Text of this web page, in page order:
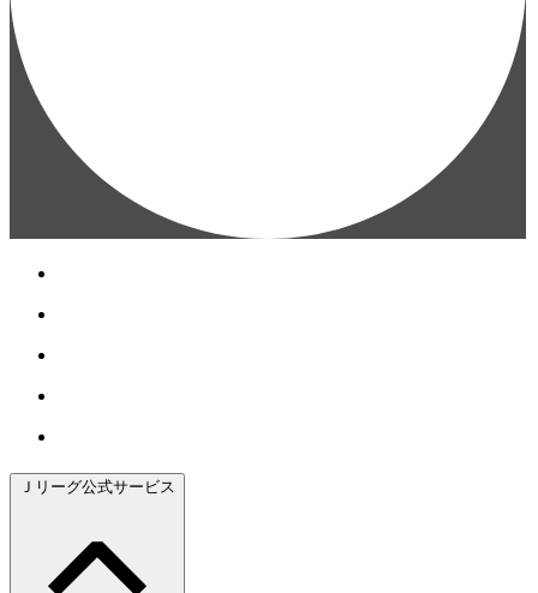
Ｊリーグ公式サービス